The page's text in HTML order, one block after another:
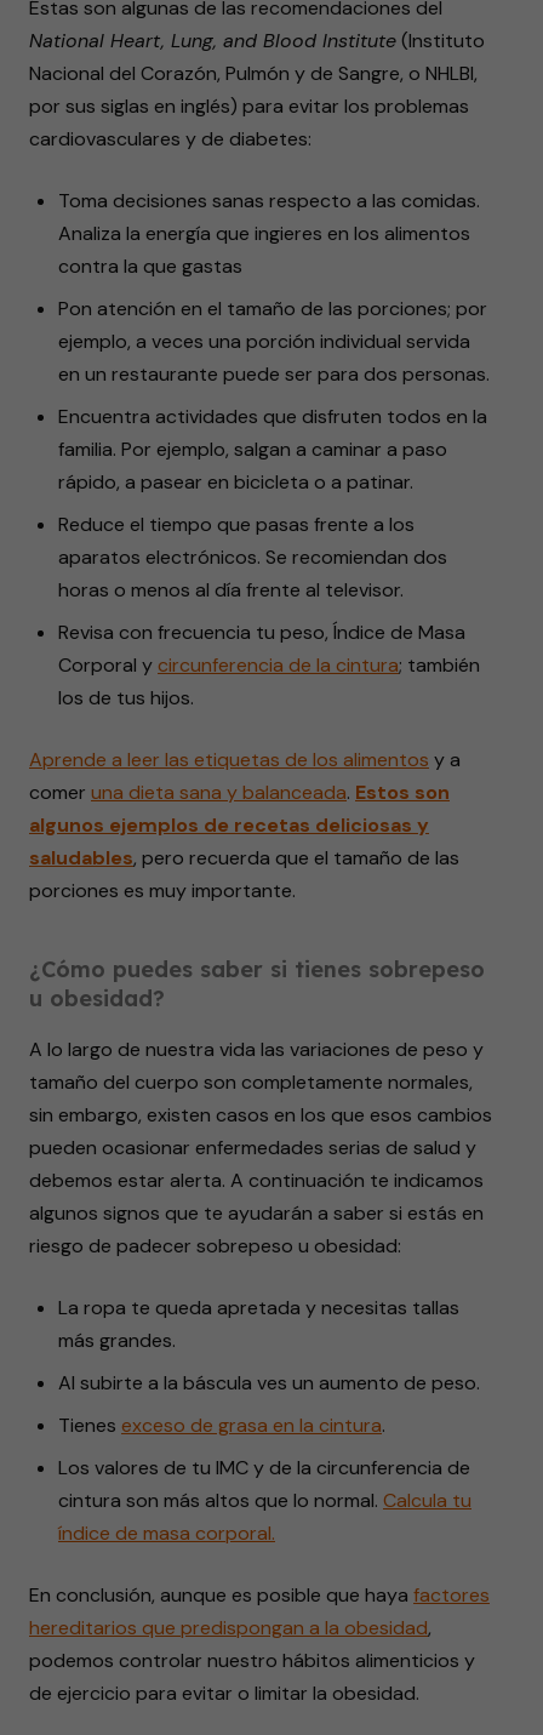
Éstas son algunas de las recomendaciones del
National Heart, Lung, and Blood Institute(Instituto
Nacional del Corazón, Pulmón y de Sangre, o NHLBI,
por sus siglas en inglés) para evitar los problemas
cardiovasculares y de diabetes:
Toma decisiones sanas respecto a las comidas.
Analiza la energía que ingieres en los alimentos
contra la que gastas
Pon atención en el tamaño de las porciones; por
ejemplo, a veces una porción individual servida
en un restaurante puede ser para dos personas.
Encuentra actividades que disfruten todos en la
familia. Por ejemplo, salgan a caminar a paso
rápido, a pasear en bicicleta o a patinar.
Reduce el tiempo que pasas frente a los
aparatos electrónicos. Se recomiendan dos
horas o menos al día frente al televisor.
Revisa con frecuencia tu peso, Índice de Masa
Corporal ycircunferencia de la cintura; también
los de tus hijos.
Aprende a leer las etiquetas de los alimentos y a
comer una dieta sana y balanceada. Estos son
algunos ejemplos de recetas deliciosas y
saludables, pero recuerda que el tamaño de las
porciones es muy importante.
¿Cómo puedes saber si tienes sobrepeso
u obesidad?
A lo largo de nuestra vida las variaciones de peso y
tamaño del cuerpo son completamente normales,
sin embargo, existen casos en los que esos cambios
pueden ocasionar enfermedades serias de salud y
debemos estar alerta. A continuación te indicamos
algunos signos que te ayudarán a saber si estás en
riesgo de padecer sobrepeso u obesidad:
La ropa te queda apretada y necesitas tallas
más grandes.
Al subirte a la báscula ves un aumento de peso.
Tienes exceso de grasa en la cintura.
Los valores de tu IMC y de la circunferencia de
cintura son más altos que lo normal. Calcula tu
índice de masa corporal.
En conclusión, aunque es posible que haya factores
hereditarios que predispongan a la obesidad,
podemos controlar nuestro hábitos alimenticios y
de ejercicio para evitar o limitar la obesidad.